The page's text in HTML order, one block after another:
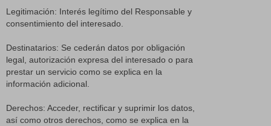
Legitimación: Interés legítimo del Responsable y
consentimiento del interesado.
Destinatarios: Se cederán datos por obligación
legal, autorización expresa del interesado o para
prestar un servicio como se explica en la
información adicional.
Derechos: Acceder, rectificar y suprimir los datos,
así como otros derechos, como se explica en la